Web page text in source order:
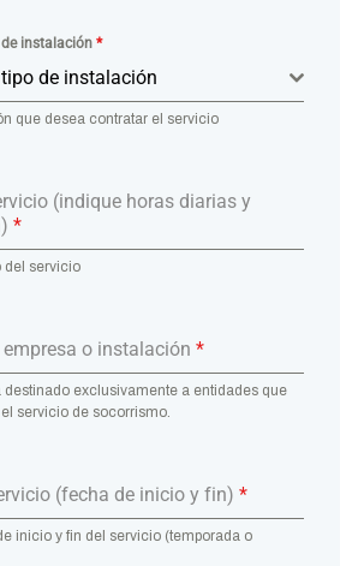
instalación *
de instalación
que desea contratar el servicio
(indique horas diarias y
*
del servicio
o instalación *
destinado exclusivamente a entidades que
servicio de socorrismo.
(fecha de inicio y fin) *
inicio y fin del servicio (temporada o